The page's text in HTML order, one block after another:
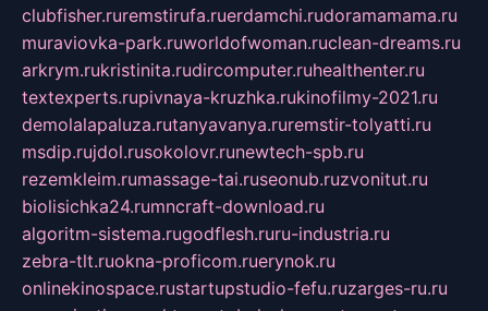
clubfisher.ruremstirufa.ruerdamchi.rudoramamama.ru
muraviovka-park.ruworldofwoman.ruclean-dreams.ru
arkrym.rukristinita.rudircomputer.ruhealthenter.ru
textexperts.rupivnaya-kruzhka.rukinofilmy-2021.ru
demolalapaluza.rutanyavanya.ruremstir-tolyatti.ru
msdip.rujdol.rusokolovr.runewtech-spb.ru
rezemkleim.rumassage-tai.ruseonub.ruzvonitut.ru
biolisichka24.rumncraft-download.ru
algoritm-sistema.rugodflesh.ruru-industria.ru
zebra-tlt.ruokna-proficom.ruerynok.ru
onlinekinospace.rustartupstudio-fefu.ruzarges-ru.ru